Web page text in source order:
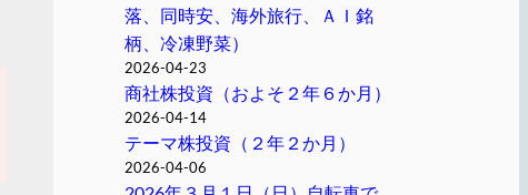
落、同時安、海外旅行、ＡＩ銘
柄、冷凍野菜）
2026-04-23
商社株投資（およそ２年６か月）
2026-04-14
テーマ株投資（２年２か月）
2026-04-06